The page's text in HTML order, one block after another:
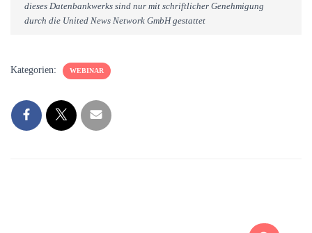
dieses Datenbankwerks sind nur mit schriftlicher Genehmigung
durch die United News Network GmbH gestattet
Kategorien: WEBINAR